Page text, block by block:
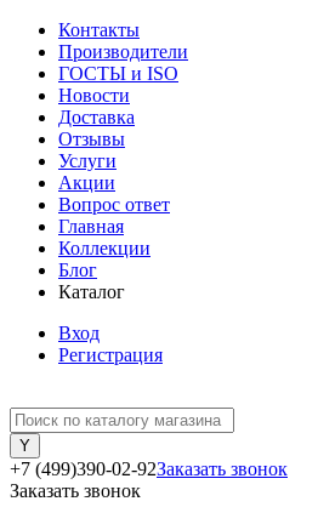
Контакты
Производители
ГОСТЫ и ISO
Новости
Доставка
Отзывы
Услуги
Акции
Вопрос ответ
Главная
Коллекции
Блог
Каталог
Вход
Регистрация
+7 (499)390-02-92Заказать звонок
Заказать звонок